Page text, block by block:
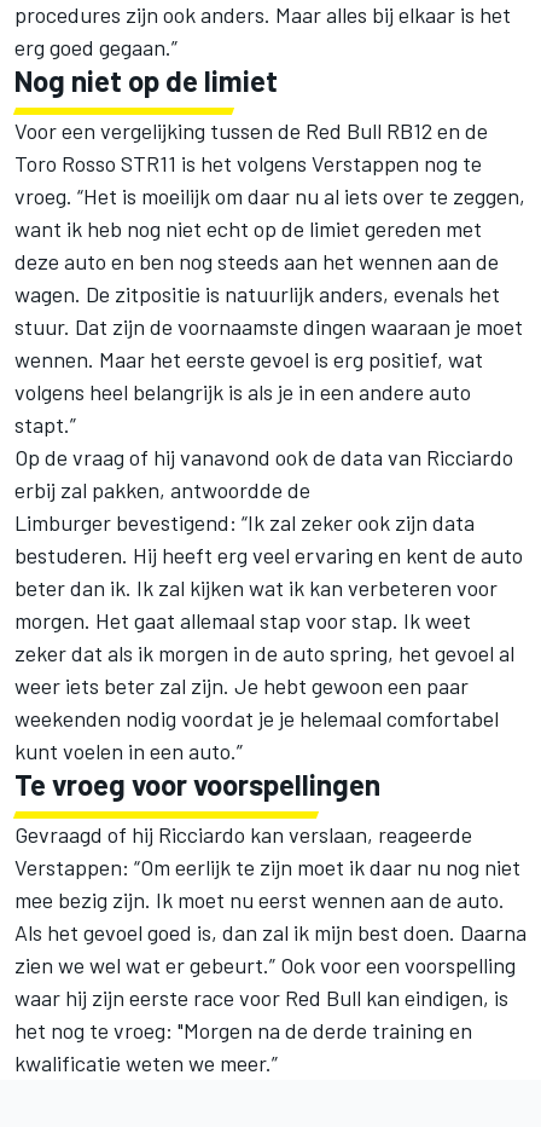
procedures zijn ook anders. Maar alles bij elkaar is het
erg goed gegaan.”
Nog niet op de limiet
Voor een vergelijking tussen de Red Bull RB12 en de
Toro Rosso STR11 is het volgens Verstappen nog te
vroeg. “Het is moeilijk om daar nu al iets over te zeggen,
want ik heb nog niet echt op de limiet gereden met
deze auto en ben nog steeds aan het wennen aan de
wagen. De zitpositie is natuurlijk anders, evenals het
stuur. Dat zijn de voornaamste dingen waaraan je moet
wennen. Maar het eerste gevoel is erg positief, wat
volgens heel belangrijk is als je in een andere auto
stapt.”
Op de vraag of hij vanavond ook de data van Ricciardo
erbij zal pakken, antwoordde de
Limburger bevestigend: “Ik zal zeker ook zijn data
bestuderen. Hij heeft erg veel ervaring en kent de auto
beter dan ik. Ik zal kijken wat ik kan verbeteren voor
morgen. Het gaat allemaal stap voor stap. Ik weet
zeker dat als ik morgen in de auto spring, het gevoel al
weer iets beter zal zijn. Je hebt gewoon een paar
weekenden nodig voordat je je helemaal comfortabel
kunt voelen in een auto.”
Te vroeg voor voorspellingen
Gevraagd of hij Ricciardo kan verslaan, reageerde
Verstappen: “Om eerlijk te zijn moet ik daar nu nog niet
mee bezig zijn. Ik moet nu eerst wennen aan de auto.
Als het gevoel goed is, dan zal ik mijn best doen. Daarna
zien we wel wat er gebeurt.” Ook voor een voorspelling
waar hij zijn eerste race voor Red Bull kan eindigen, is
het nog te vroeg: "Morgen na de derde training en
kwalificatie weten we meer.”